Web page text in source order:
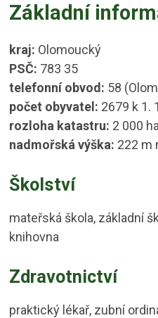
Základní
kraj: Olomoucký
PSČ: 783 35
telefonní obvod: 58
počet obyvatel: 2679 k 1.
rozloha katastru: 2 000 ha
nadmořská výška: 222 m
Školství
mateřská škola, základní
knihovna
Zdravotnictví
praktický lékař, zubní